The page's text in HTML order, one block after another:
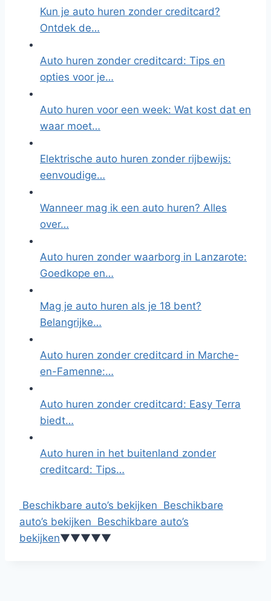
Kun je auto huren zonder creditcard?
Ontdek de…
Auto huren zonder creditcard: Tips en
opties voor je…
Auto huren voor een week: Wat kost dat en
waar moet…
Elektrische auto huren zonder rijbewijs:
eenvoudige…
Wanneer mag ik een auto huren? Alles
over…
Auto huren zonder waarborg in Lanzarote:
Goedkope en…
Mag je auto huren als je 18 bent?
Belangrijke…
Auto huren zonder creditcard in Marche-
en-Famenne:…
Auto huren zonder creditcard: Easy Terra
biedt…
Auto huren in het buitenland zonder
creditcard: Tips…
Beschikbare auto’s bekijken Beschikbare
auto’s bekijken Beschikbare auto’s
bekijken▼▼▼▼▼